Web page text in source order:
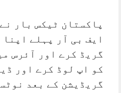
پاکستان ٹیکس بار
ایف بی آر پہلے
گریڈ کرے اور آئرس
کو اپ لوڈ کرے اور
گریڈیشن کے بعد